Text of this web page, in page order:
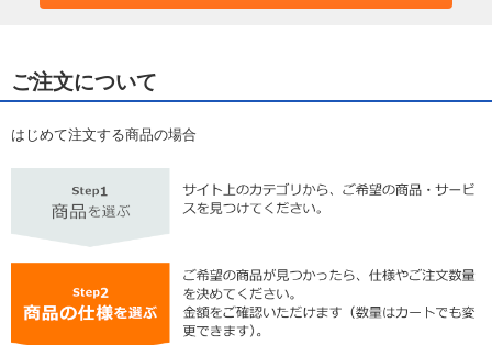
ご注文について
はじめて注文する商品の場合